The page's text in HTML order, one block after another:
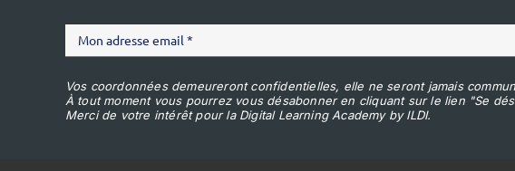
Vos coordonnées demeureront confidentielles, elle ne seront jamais
À tout moment vous pourrez vous désabonner en cliquant sur le lien "Se
Merci de votre intérêt pour la Digital Learning Academy by ILDI.